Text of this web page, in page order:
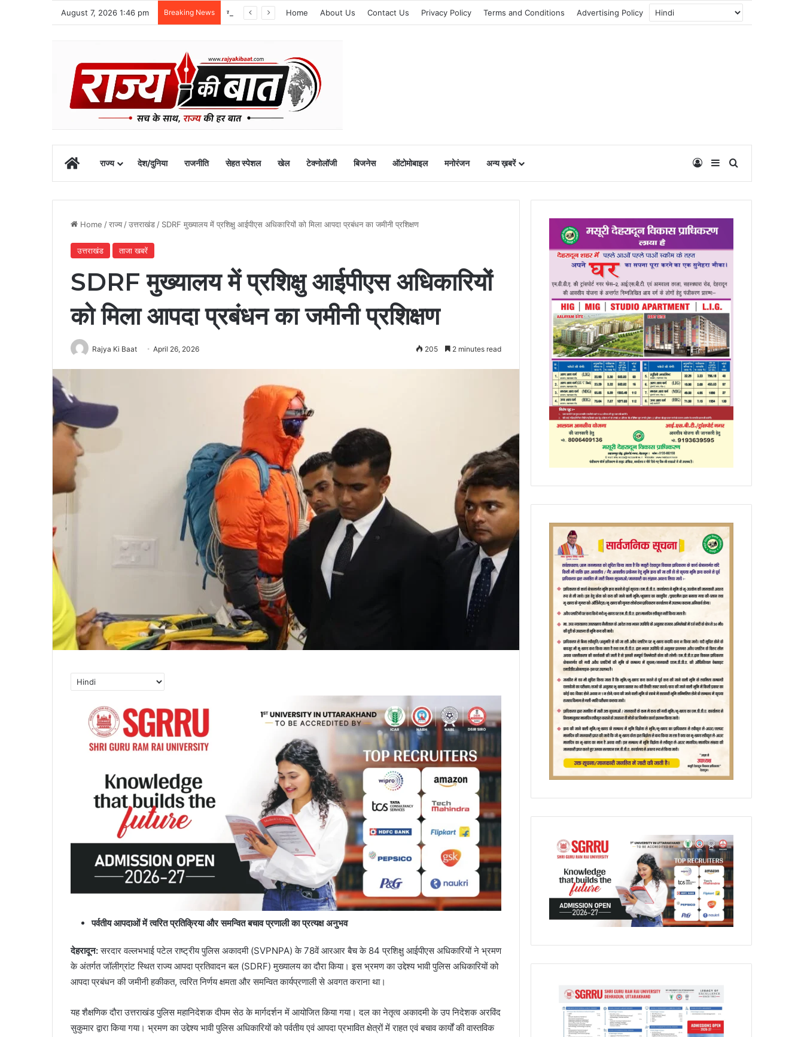
August 7, 2026 1:46 pm Breaking News Home About Us Contact Us Privacy Policy Terms and Conditions Advertising Policy
Homeराज्य देश/दुनिया राजनीति सेहत स्पेशल खेल टेक्नोलॉजी बिजनेस ऑटोमोबाइल मनोरंजन अन्य ख़बरें Log InSidebar
Home /राज्य /उत्तराखंड / SDRF मुख्यालय में प्रशिक्षु आईपीएस अधिकारियों को मिला आपदा प्रबंधन का जमीनी प्रशिक्षण
उत्तराखंड ताजा खबरें
SDRF मुख्यालय में प्रशिक्षु आईपीएस अधिकारियों
को मिला आपदा प्रबंधन का जमीनी प्रशिक्षण
Rajya Ki Baat April 26, 2026 205 2 minutes read
पर्वतीय आपदाओं में त्वरित प्रतिक्रिया और समन्वित बचाव प्रणाली का प्रत्यक्ष अनुभव
देहरादून:सरदार वल्लभभाई पटेल राष्ट्रीय पुलिस अकादमी (SVPNPA) के 78वें आरआर बैच के 84 प्रशिक्षु आईपीएस अधिकारियों ने भ्रमण
के अंतर्गत जॉलीग्रांट स्थित राज्य आपदा प्रतिवादन बल (SDRF) मुख्यालय का दौरा किया। इस भ्रमण का उद्देश्य भावी पुलिस अधिकारियों को
आपदा प्रबंधन की जमीनी हकीकत, त्वरित निर्णय क्षमता और समन्वित कार्यप्रणाली से अवगत कराना था।
यह शैक्षणिक दौरा उत्तराखंड पुलिस महानिदेशक दीपम सेठ के मार्गदर्शन में आयोजित किया गया। दल का नेतृत्व अकादमी के उप निदेशक अरविंद
सुकुमार द्वारा किया गया। भ्रमण का उद्देश्य भावी पुलिस अधिकारियों को पर्वतीय एवं आपदा प्रभावित क्षेत्रों में राहत एवं बचाव कार्यों की वास्तविक